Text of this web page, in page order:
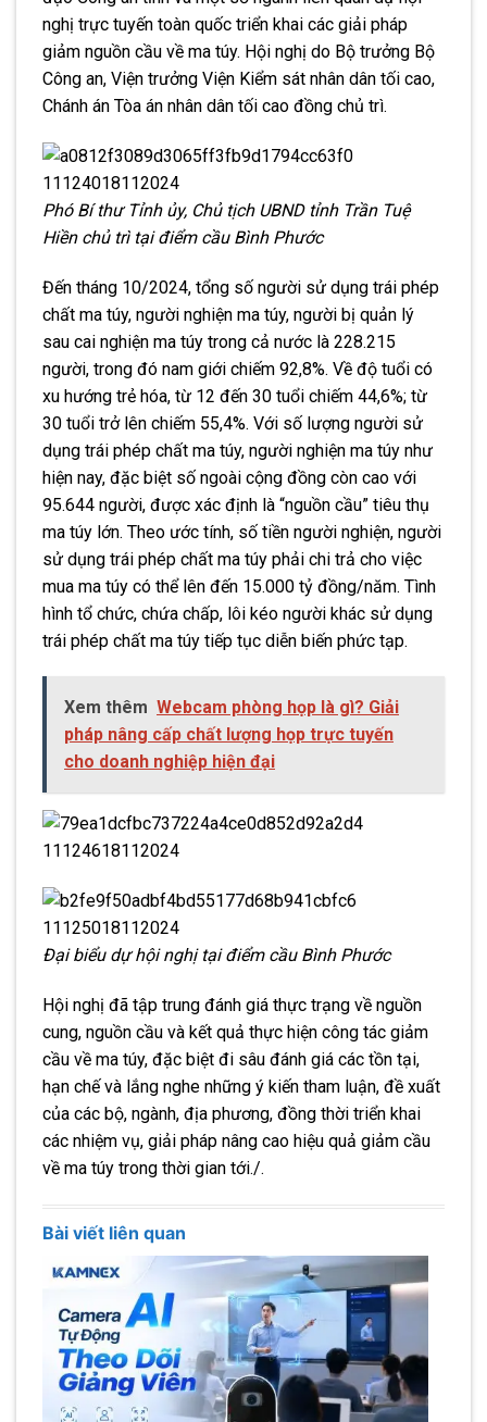
nghị trực tuyến toàn quốc triển khai các giải pháp
giảm nguồn cầu về ma túy. Hội nghị do Bộ trưởng Bộ
Công an, Viện trưởng Viện Kiểm sát nhân dân tối cao,
Chánh án Tòa án nhân dân tối cao đồng chủ trì.
Phó Bí thư Tỉnh ủy, Chủ tịch UBND tỉnh Trần Tuệ
Hiền chủ trì tại điểm cầu Bình Phước
Đến tháng 10/2024, tổng số người sử dụng trái phép
chất ma túy, người nghiện ma túy, người bị quản lý
sau cai nghiện ma túy trong cả nước là 228.215
người, trong đó nam giới chiếm 92,8%. Về độ tuổi có
xu hướng trẻ hóa, từ 12 đến 30 tuổi chiếm 44,6%; từ
30 tuổi trở lên chiếm 55,4%. Với số lượng người sử
dụng trái phép chất ma túy, người nghiện ma túy như
hiện nay, đặc biệt số ngoài cộng đồng còn cao với
95.644 người, được xác định là “nguồn cầu” tiêu thụ
ma túy lớn. Theo ước tính, số tiền người nghiện, người
sử dụng trái phép chất ma túy phải chi trả cho việc
mua ma túy có thể lên đến 15.000 tỷ đồng/năm. Tình
hình tổ chức, chứa chấp, lôi kéo người khác sử dụng
trái phép chất ma túy tiếp tục diễn biến phức tạp.
Xem thêm Webcam phòng họp là gì? Giải
pháp nâng cấp chất lượng họp trực tuyến
cho doanh nghiệp hiện đại
Đại biểu dự hội nghị tại điểm cầu Bình Phước
Hội nghị đã tập trung đánh giá thực trạng về nguồn
cung, nguồn cầu và kết quả thực hiện công tác giảm
cầu về ma túy, đặc biệt đi sâu đánh giá các tồn tại,
hạn chế và lắng nghe những ý kiến tham luận, đề xuất
của các bộ, ngành, địa phương, đồng thời triển khai
các nhiệm vụ, giải pháp nâng cao hiệu quả giảm cầu
về ma túy trong thời gian tới./.
Bài viết liên quan